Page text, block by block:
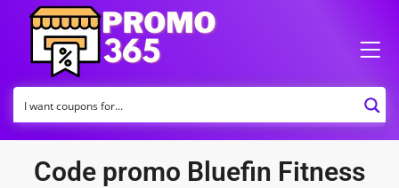
Code promo Bluefin Fitness